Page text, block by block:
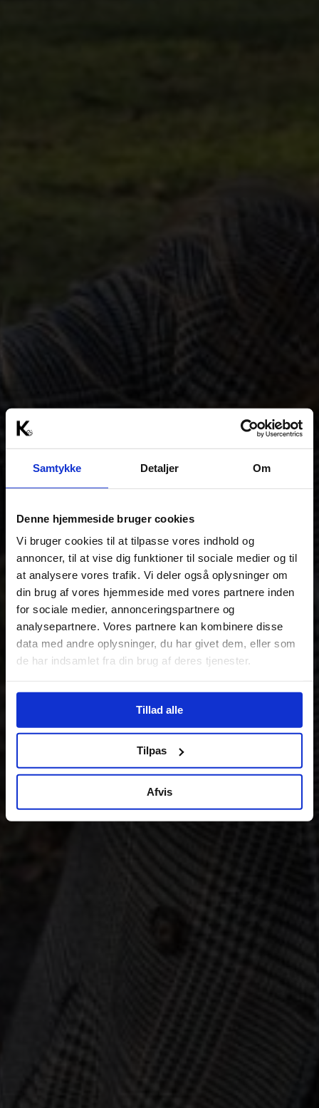
Samtykke Detaljer Om
Denne hjemmeside bruger cookies
Vi bruger cookies til at tilpasse vores indhold og
annoncer, til at vise dig funktioner til sociale medier og til
at analysere vores trafik. Vi deler også oplysninger om
din brug af vores hjemmeside med vores partnere inden
for sociale medier, annonceringspartnere og
analysepartnere. Vores partnere kan kombinere disse
data med andre oplysninger, du har givet dem, eller som
de har indsamlet fra din brug af deres tjenester.
Tillad alle
Tilpas
Afvis